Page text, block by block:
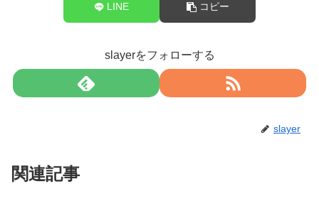
LINE コピー
slayerをフォローする
slayer
関連記事